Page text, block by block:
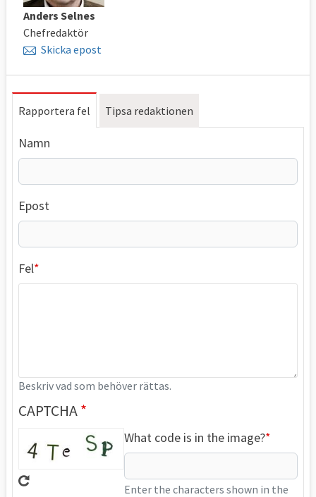
Anders Selnes
Chefredaktör
Skicka epost
Rapportera fel Tipsa redaktionen
Namn
Epost
Fel
Beskriv vad som behöver rättas.
CAPTCHA
What code is in the image?
Enter the characters shown in the